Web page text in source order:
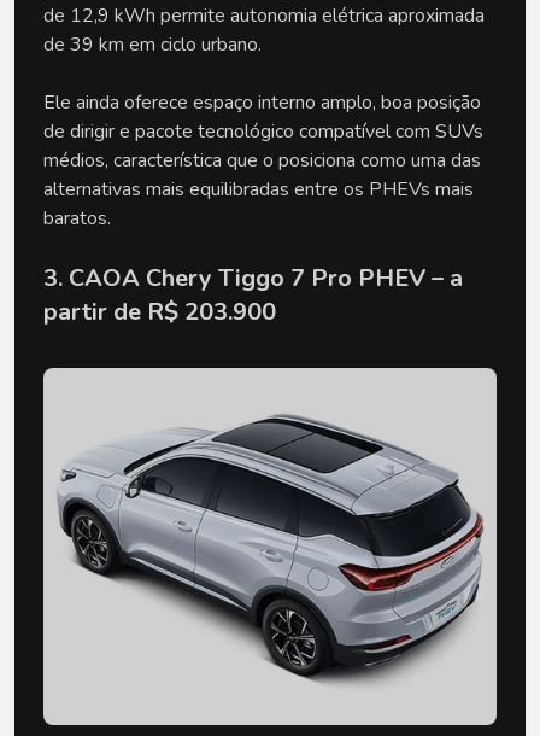
de 12,9 kWh permite autonomia elétrica aproximada
de 39 km em ciclo urbano.
Ele ainda oferece espaço interno amplo, boa posição
de dirigir e pacote tecnológico compatível com SUVs
médios, característica que o posiciona como uma das
alternativas mais equilibradas entre os PHEVs mais
baratos.
3. CAOA Chery Tiggo 7 Pro PHEV – a
partir de R$ 203.900